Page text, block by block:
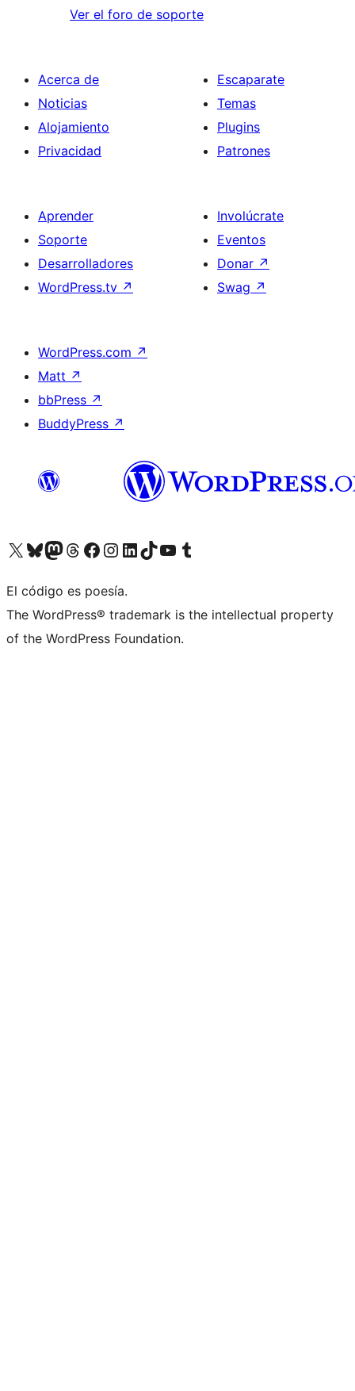
Ver el foro de soporte
Acerca de
Noticias
Alojamiento
Privacidad
Escaparate
Temas
Plugins
Patrones
Aprender
Soporte
Desarrolladores
WordPress.tv ↗
Involúcrate
Eventos
Donar ↗
Swag ↗
WordPress.com ↗
Matt ↗
bbPress ↗
BuddyPress ↗
Visita nuestra cuenta de X (anteriormente Twitter)
Visita nuestra cuenta de Bluesky
Visita nuestra cuenta de Mastodon
Visita nuestra cuenta de Threads
Visita nuestra página de Facebook
Visita nuestra cuenta de Instagram
Visita nuestra cuenta de LinkedIn
Visita nuestra cuenta de TikTok
Visita nuestro canal de YouTube
Visita nuestra cuenta de Tumblr
El código es poesía.
The WordPress® trademark is the intellectual property
of the WordPress Foundation.